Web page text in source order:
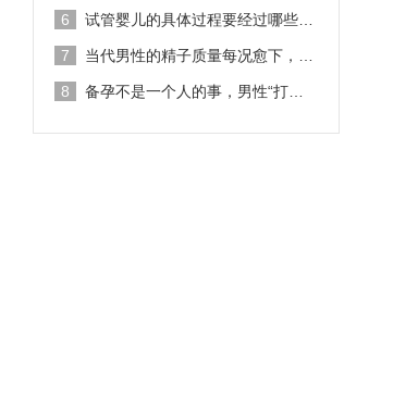
6 试管婴儿的具体过程要经过哪些…
7 当代男性的精子质量每况愈下，…
8 备孕不是一个人的事，男性“打…